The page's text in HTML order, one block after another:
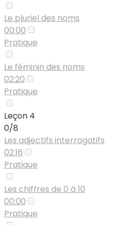
Le pluriel des noms
00:00
Pratique
Le féminin des noms
02:20
Pratique
Leçon 4
0/8
Les adjectifs interrogatifs
02:16
Pratique
Les chiffres de 0 à 10
00:00
Pratique